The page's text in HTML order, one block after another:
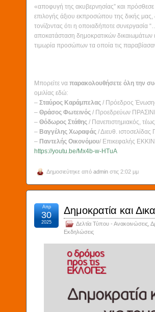
«αποφυγή της ακυβερνησίας” και
επιλογής άξιου εκπροσώπου της δικής μας,
τονίζοντας ότι η οποιαδήποτε συνεργασία
αποκατάσταση δημοκρατικών δικαιωμάτων
τιμωρία προσώπων τα οποία τις
Μπορείτε να παρακολουθήσετε όλη την
ομιλίας εδώ:
– Σταύρος Καράμπελας / Πρόεδρος
– Θράσος Φωτεινός / Προεδρεύων
– Θόδωρος Στάθης / Πανεπιστημιακός,
– Βαγγέλης Χωραφάς / Διευθ. ιστοσελίδας
– Παντελής Οικονόμου/ Επικεφαλής
https://youtu.be/Mx4b-w-HTuA
Δημοσιεύτηκε από admin στις 2:02 μμ
Δημοκρατία και
Δελτία Τύπου - Ανακοινώσεις
Εκδηλώσεις
Απρ
30
2025